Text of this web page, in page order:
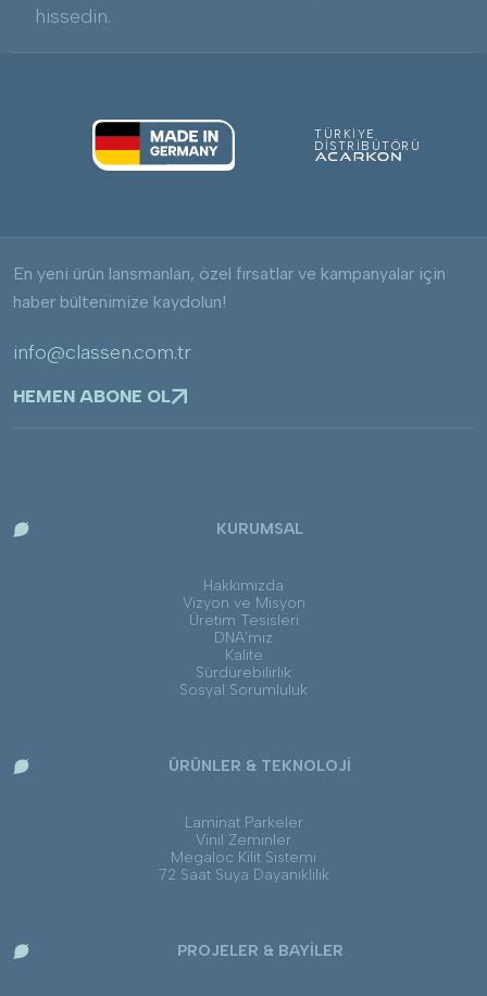
hissedin.
TÜRKİYE
DİSTRİBÜTÖRÜ
En yeni ürün lansmanları, özel fırsatlar ve kampanyalar için
haber bültenimize kaydolun!
info@classen.com.tr
HEMEN ABONE OL
KURUMSAL
Hakkımızda
Vizyon ve Misyon
Üretim Tesisleri
DNA’mız
Kalite
Sürdürebilirlik
Sosyal Sorumluluk
ÜRÜNLER & TEKNOLOJİ
Laminat Parkeler
Vinil Zeminler
Megaloc Kilit Sistemi
72 Saat Suya Dayanıklılık
PROJELER & BAYİLER